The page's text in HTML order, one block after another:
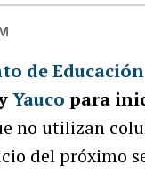
de Educación
Yauco para
no utilizan
del próximo